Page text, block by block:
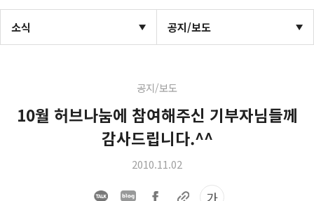
소식 공지/보도
공지/보도
10월 허브나눔에 참여해주신 기부자님들께
감사드립니다.^^
2010.11.02